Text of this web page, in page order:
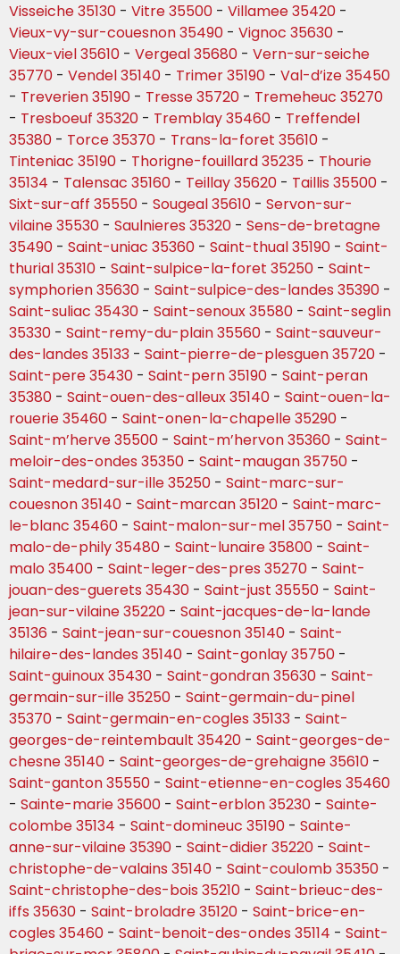
Visseiche 35130 - Vitre 35500 - Villamee 35420 -
Vieux-vy-sur-couesnon 35490 - Vignoc 35630 -
Vieux-viel 35610 - Vergeal 35680 - Vern-sur-seiche
35770 - Vendel 35140 - Trimer 35190 - Val-d’ize 35450
- Treverien 35190 - Tresse 35720 - Tremeheuc 35270
- Tresboeuf 35320 - Tremblay 35460 - Treffendel
35380 - Torce 35370 - Trans-la-foret 35610 -
Tinteniac 35190 - Thorigne-fouillard 35235 - Thourie
35134 - Talensac 35160 - Teillay 35620 - Taillis 35500 -
Sixt-sur-aff 35550 - Sougeal 35610 - Servon-sur-
vilaine 35530 - Saulnieres 35320 - Sens-de-bretagne
35490 - Saint-uniac 35360 - Saint-thual 35190 - Saint-
thurial 35310 - Saint-sulpice-la-foret 35250 - Saint-
symphorien 35630 - Saint-sulpice-des-landes 35390 -
Saint-suliac 35430 - Saint-senoux 35580 - Saint-seglin
35330 - Saint-remy-du-plain 35560 - Saint-sauveur-
des-landes 35133 - Saint-pierre-de-plesguen 35720 -
Saint-pere 35430 - Saint-pern 35190 - Saint-peran
35380 - Saint-ouen-des-alleux 35140 - Saint-ouen-la-
rouerie 35460 - Saint-onen-la-chapelle 35290 -
Saint-m’herve 35500 - Saint-m’hervon 35360 - Saint-
meloir-des-ondes 35350 - Saint-maugan 35750 -
Saint-medard-sur-ille 35250 - Saint-marc-sur-
couesnon 35140 - Saint-marcan 35120 - Saint-marc-
le-blanc 35460 - Saint-malon-sur-mel 35750 - Saint-
malo-de-phily 35480 - Saint-lunaire 35800 - Saint-
malo 35400 - Saint-leger-des-pres 35270 - Saint-
jouan-des-guerets 35430 - Saint-just 35550 - Saint-
jean-sur-vilaine 35220 - Saint-jacques-de-la-lande
35136 - Saint-jean-sur-couesnon 35140 - Saint-
hilaire-des-landes 35140 - Saint-gonlay 35750 -
Saint-guinoux 35430 - Saint-gondran 35630 - Saint-
germain-sur-ille 35250 - Saint-germain-du-pinel
35370 - Saint-germain-en-cogles 35133 - Saint-
georges-de-reintembault 35420 - Saint-georges-de-
chesne 35140 - Saint-georges-de-grehaigne 35610 -
Saint-ganton 35550 - Saint-etienne-en-cogles 35460
- Sainte-marie 35600 - Saint-erblon 35230 - Sainte-
colombe 35134 - Saint-domineuc 35190 - Sainte-
anne-sur-vilaine 35390 - Saint-didier 35220 - Saint-
christophe-de-valains 35140 - Saint-coulomb 35350 -
Saint-christophe-des-bois 35210 - Saint-brieuc-des-
iffs 35630 - Saint-broladre 35120 - Saint-brice-en-
cogles 35460 - Saint-benoit-des-ondes 35114 - Saint-